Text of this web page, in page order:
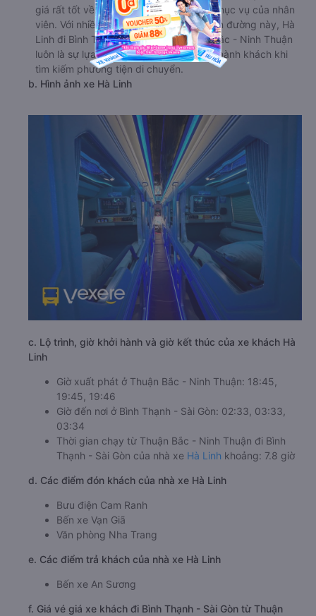
giá rất tốt về chất lượng xe và thái độ phục vụ của nhân
viên. Với nhiều năm hoạt động trên tuyến đường này, Hà
Linh đi Bình Thạnh - Sài Gòn từ Thuận Bắc - Ninh Thuận
luôn là sự lựa chọn hàng đầu của nhiều hành khách khi
tìm kiếm phương tiện di chuyển.
b. Hình ảnh xe Hà Linh
c. Lộ trình, giờ khởi hành và giờ kết thúc của xe khách Hà
Linh
Giờ xuất phát ở Thuận Bắc - Ninh Thuận: 18:45,
19:45, 19:46
Giờ đến nơi ở Bình Thạnh - Sài Gòn: 02:33, 03:33,
03:34
Thời gian chạy từ Thuận Bắc - Ninh Thuận đi Bình
Thạnh - Sài Gòn của nhà xe Hà Linh khoảng: 7.8 giờ
d. Các điểm đón khách của nhà xe Hà Linh
Bưu điện Cam Ranh
Bến xe Vạn Giã
Văn phòng Nha Trang
e. Các điểm trả khách của nhà xe Hà Linh
Bến xe An Sương
f. Giá vé giá xe khách đi Bình Thạnh - Sài Gòn từ Thuận